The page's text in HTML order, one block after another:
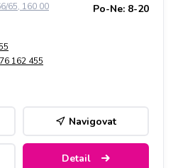
65, 160 00
Po-Ne: 8-20
162 455
Navigovat
Detail